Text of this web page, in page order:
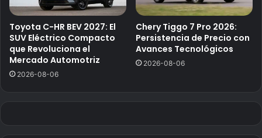
Toyota C-HR BEV 2027: El
SUV Eléctrico Compacto
que Revoluciona el
Mercado Automotriz
2026-08-06
Chery Tiggo 7 Pro 2026:
Persistencia de Precio con
Avances Tecnológicos
2026-08-06